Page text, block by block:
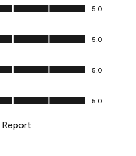
5
5.0
5
5.0
5.0
5
5.0
Report